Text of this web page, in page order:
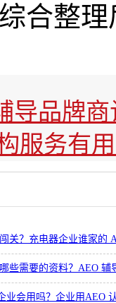
合整
导品牌
服务有
关？充电器企业谁家的
些需要的资料？AEO
业会用吗？企业用AEO